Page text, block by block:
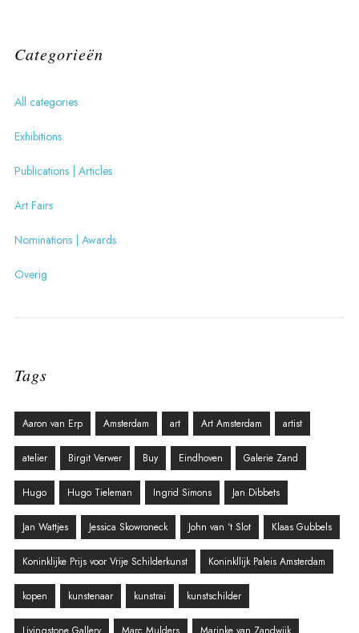
Categorieën
All categories
Exhibitions
Publications | Articles
Art Fairs
Nominations | Awards
Overig
Tags
Aaron van Erp Amsterdam art Art Amsterdam artist
atelier Birgit Verwer Buy Eindhoven Galerie Zand
Hugo Hugo Tieleman Ingrid Simons Jan Dibbets
Jan Wattjes Jessica Skowroneck John van ‘t Slot Klaas Gubbels
Koninklijke Prijs voor Vrije Schilderkunst Koninkllijk Paleis Amsterdam
kopen kunstenaar kunstrai kunstschilder